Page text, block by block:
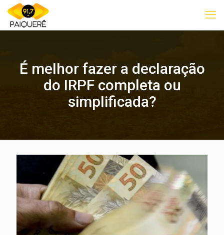
É melhor fazer a declaração
do IRPF completa ou
simplificada?